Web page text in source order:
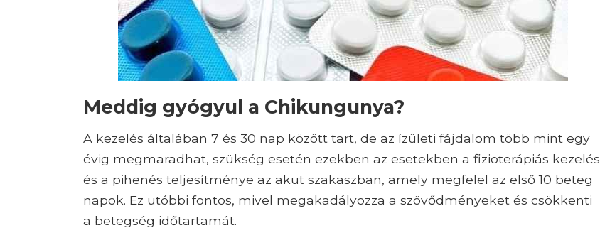
Meddig gyógyul a Chikungunya?
A kezelés általában 7 és 30 nap között tart, de az ízületi fájdalom több mint egy
évig megmaradhat, szükség esetén ezekben az esetekben a fizioterápiás kezelés
és a pihenés teljesítménye az akut szakaszban, amely megfelel az első 10 beteg
napok. Ez utóbbi fontos, mivel megakadályozza a szövődményeket és csökkenti
a betegség időtartamát.